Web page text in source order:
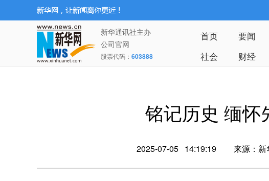
新华通讯社主办
公司官网
股票代码： 603888
首页 要闻
社会
财经
铭记历史 缅怀
2025-07-05 14:19:19 来源：新